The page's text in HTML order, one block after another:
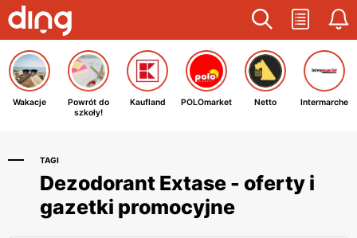
Wakacje
Powrót do
szkoły!
Kaufland POLOmarket Netto Intermarche
TAGI
Dezodorant Extase - oferty i
gazetki promocyjne